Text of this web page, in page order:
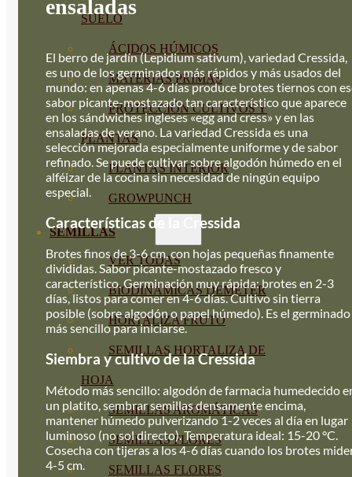
SUELO
ÁCIDOS HÚMICOS
MATERIAS PRIMAS
PROTECCIÓN CULTIVOS Y
PLANTAS
PLANTAS INTERIOR
GROWPUNCH
SEMILLAS
VER TODAS
BIODINÁMICAS DEMETER
HORTALIZA FRUTO
SEMILLAS HORTALIZA DE
HOJA
SEMILLAS AROMÁTICAS
SEMILLAS FLORES
SEMILLAS FLORES
ensaladas
El berro de jardín (Lepidium sativum), variedad Cressida,
es uno de los germinados más rápidos y más usados del
mundo: en apenas 4-6 días produce brotes tiernos con
sabor picante-mostazado tan característico que aparece
en los sándwiches ingleses «egg and cress» y en las
ensaladas de verano. La variedad Cressida es una
selección mejorada especialmente uniforme y de sabor
refinado. Se puede cultivar sobre algodón húmedo en el
alféizar de la cocina sin necesidad de ningún equipo
especial.
Características de la Cressida
Brotes finos de 3-6 cm, con hojas pequeñas finamente
divididas. Sabor picante-mostazado fresco y
característico. Germinación muy rápida: brotes en 2-3
días, listos para comer en 4-6 días. Cultivo sin tierra
posible (sobre algodón o papel húmedo). Es el germinado
más sencillo para iniciarse.
Siembra y cultivo de la Cressida
Método más sencillo: algodón de farmacia humedecido
un platito, sembrar semillas densamente encima,
mantener húmedo pulverizando 1-2 veces al día en lugar
luminoso (no sol directo). Temperatura ideal: 15-20 °C.
Cosecha con tijeras a los 4-6 días cuando los brotes
4-5 cm.